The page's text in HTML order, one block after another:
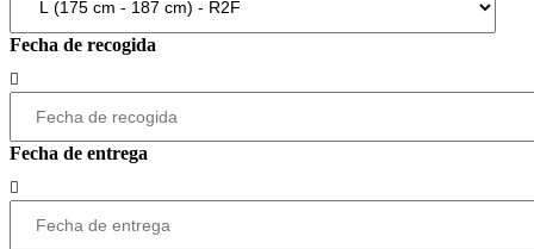
Fecha de recogida
Fecha de entrega